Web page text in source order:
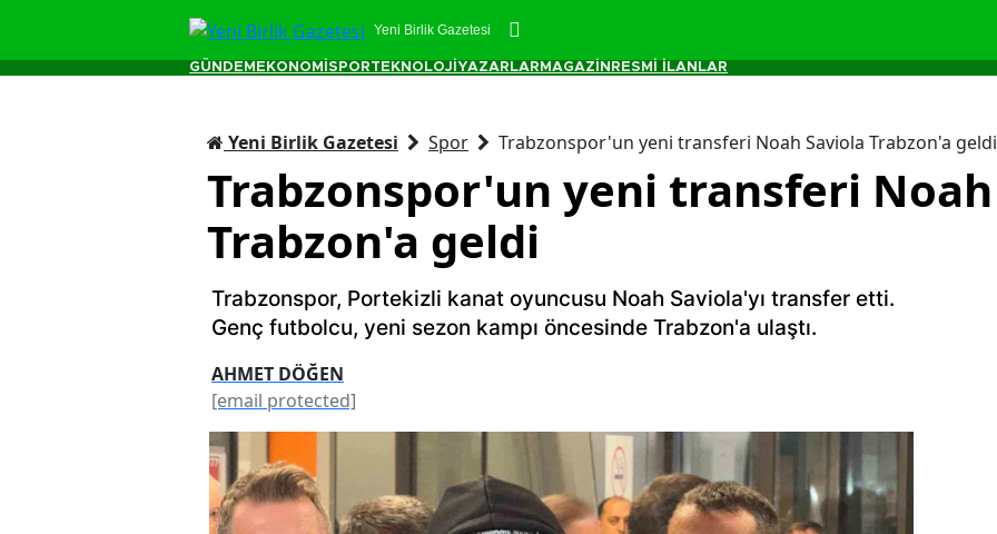
Yeni Birlik Gazetesi
GÜNDEM EKONOMİ SPORTEKNOLOJİ YAZARLAR MAGAZİN RESMİ İLANLAR
Yeni Birlik Gazetesi Spor Trabzonspor'un yeni transferi Noah Saviola Trabzon'a geldi
Trabzonspor'un yeni transferi
Trabzon'a geldi
Trabzonspor, Portekizli kanat oyuncusu Noah Saviola'yı transfer etti.
Genç futbolcu, yeni sezon kampı öncesinde Trabzon'a ulaştı.
AHMET DÖĞEN
[email protected]